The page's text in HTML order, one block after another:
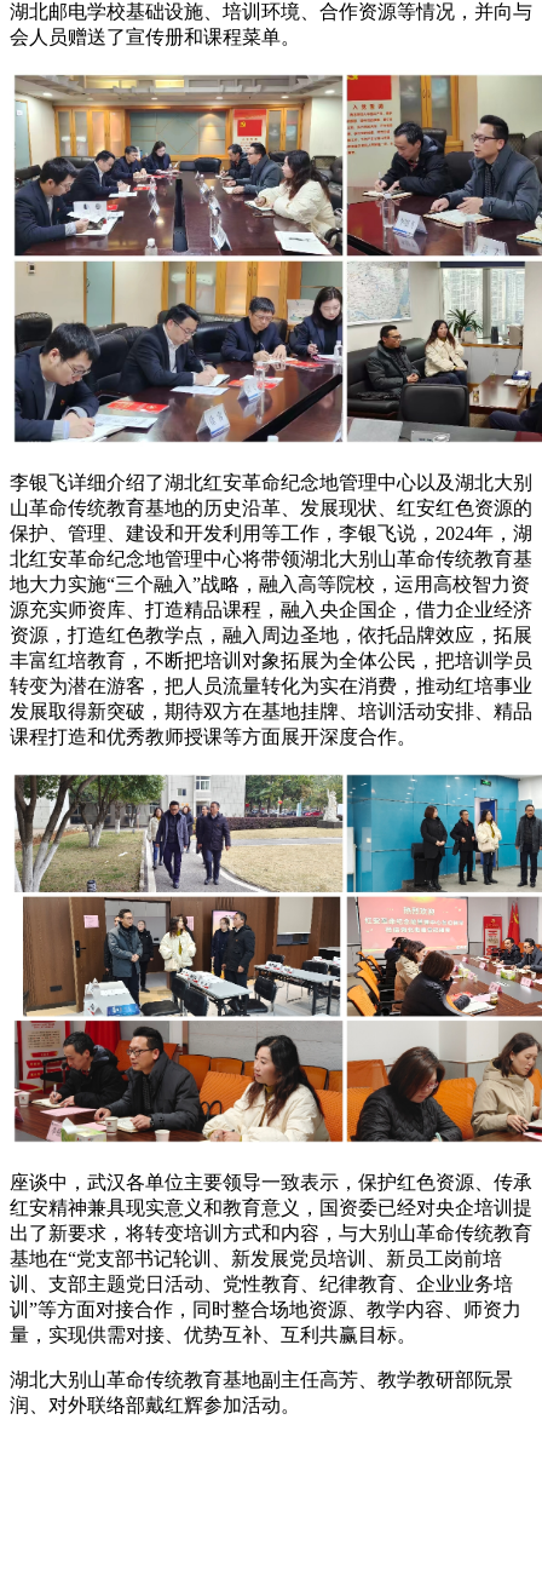
湖北邮电学校基础设施、培训环境、合作资源等情况，并向与
会人员赠送了宣传册和课程菜单。
李银飞详细介绍了湖北红安革命纪念地管理中心以及湖北大别
山革命传统教育基地的历史沿革、发展现状、红安红色资源的
保护、管理、建设和开发利用等工作，李银飞说，2024年，湖
北红安革命纪念地管理中心将带领湖北大别山革命传统教育基
地大力实施“三个融入”战略，融入高等院校，运用高校智力资
源充实师资库、打造精品课程，融入央企国企，借力企业经济
资源，打造红色教学点，融入周边圣地，依托品牌效应，拓展
丰富红培教育，不断把培训对象拓展为全体公民，把培训学员
转变为潜在游客，把人员流量转化为实在消费，推动红培事业
发展取得新突破，期待双方在基地挂牌、培训活动安排、精品
课程打造和优秀教师授课等方面展开深度合作。
座谈中，武汉各单位主要领导一致表示，保护红色资源、传承
红安精神兼具现实意义和教育意义，国资委已经对央企培训提
出了新要求，将转变培训方式和内容，与大别山革命传统教育
基地在“党支部书记轮训、新发展党员培训、新员工岗前培
训、支部主题党日活动、党性教育、纪律教育、企业业务培
训”等方面对接合作，同时整合场地资源、教学内容、师资力
量，实现供需对接、优势互补、互利共赢目标。
湖北大别山革命传统教育基地副主任高芳、教学教研部阮景
润、对外联络部戴红辉参加活动。